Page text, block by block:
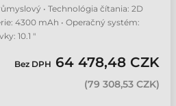
• Technológia čítania: 2D
4300 mAh • Operačný systém:
10.1 "
Bez DPH 64 478,48 CZK
(79 308,53 CZK)